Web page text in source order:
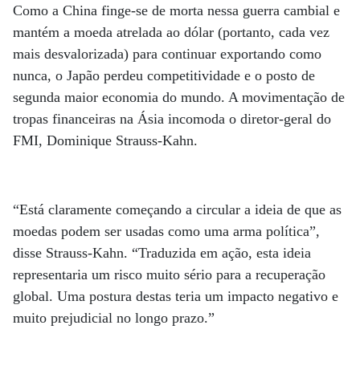
Como a China finge-se de morta nessa guerra cambial e
mantém a moeda atrelada ao dólar (portanto, cada vez
mais desvalorizada) para continuar exportando como
nunca, o Japão perdeu competitividade e o posto de
segunda maior economia do mundo. A movimentação de
tropas financeiras na Ásia incomoda o diretor-geral do
FMI, Dominique Strauss-Kahn.
“Está claramente começando a circular a ideia de que as
moedas podem ser usadas como uma arma política”,
disse Strauss-Kahn. “Traduzida em ação, esta ideia
representaria um risco muito sério para a recuperação
global. Uma postura destas teria um impacto negativo e
muito prejudicial no longo prazo.”